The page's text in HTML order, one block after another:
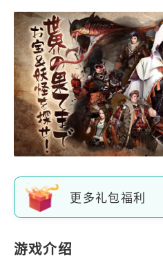
更多礼包福利
游戏介绍